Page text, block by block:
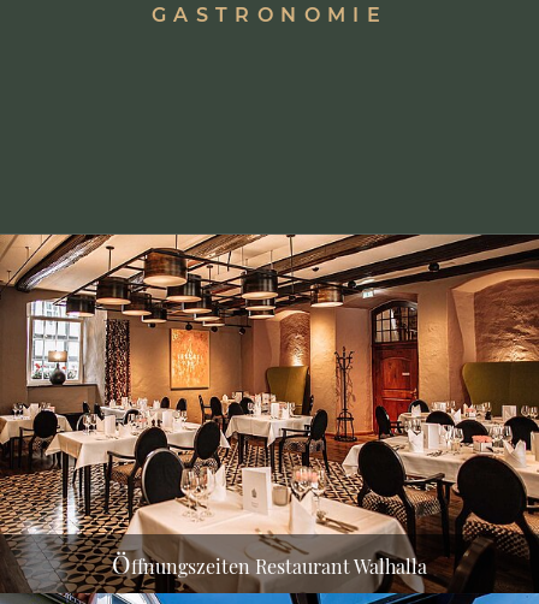
GASTRONOMIE
Öffnungszeiten Restaurant Walhalla
Täglich von 12.00 - 14.00 Uhr mittags geöffnet.
sowie täglich Abends ab 18.00 Uhr
(Küchenannahme bis 21.30 Uhr)